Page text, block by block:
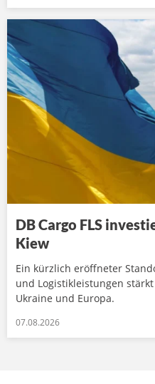
DB Cargo FLS
Kiew
Ein kürzlich eröffneter
und Logistikleistungen
Ukraine und Europa.
07.08.2026